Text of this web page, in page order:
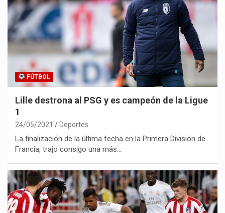
FÚTBOL
Lille destrona al PSG y es campeón de la Ligue
1
24/05/2021 Deportes
La finalización de la última fecha en la Primera División de
Francia, trajo consigo una más…